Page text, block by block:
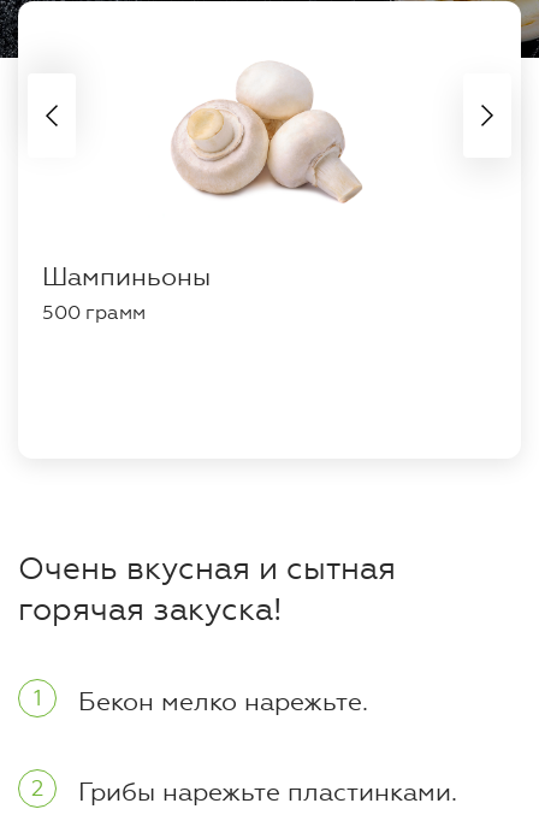
Шампиньоны
500 грамм
Очень вкусная и сытная
горячая закуска!
Бекон мелко нарежьте.
Грибы нарежьте пластинками.